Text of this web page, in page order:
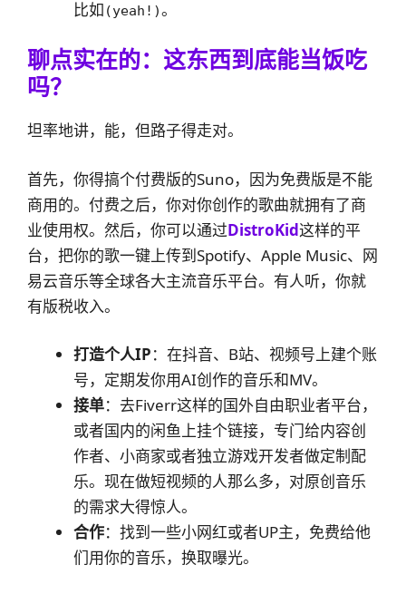
比如 (yeah!)。
聊点实在的：这东西到底能当饭吃
吗？
坦率地讲，能，但路子得走对。
首先，你得搞个付费版的Suno，因为免费版是不能
商用的。付费之后，你对你创作的歌曲就拥有了商
业使用权。然后，你可以通过DistroKid这样的平
台，把你的歌一键上传到Spotify、Apple Music、网
易云音乐等全球各大主流音乐平台。有人听，你就
有版税收入。
打造个人IP：在抖音、B站、视频号上建个账
号，定期发你用AI创作的音乐和MV。
接单：去Fiverr这样的国外自由职业者平台，
或者国内的闲鱼上挂个链接，专门给内容创
作者、小商家或者独立游戏开发者做定制配
乐。现在做短视频的人那么多，对原创音乐
的需求大得惊人。
合作：找到一些小网红或者UP主，免费给他
们用你的音乐，换取曝光。